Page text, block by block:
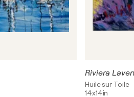
Riviera
Huile sur Toile
14x14in